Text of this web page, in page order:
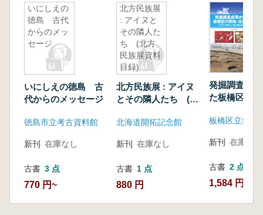
いにしえの
徳島 古代
からのメッ
セージ
いにしえの徳島 古
代からのメッセージ
徳島市立考古資料館
新刊 在庫なし
古書 3 点
770 円~
北方民族展
: アイヌと
その隣人た
ち (北方
民族展資料
目録)
北方民族展 : アイヌ
とその隣人たち (北
北海道開拓記念館
新刊 在庫なし
古書 1 点
880 円
発掘調査成
た板橋区の
和50)以降の
板橋区立郷土
新刊 在庫なし
古書 2 点
1,584 円~